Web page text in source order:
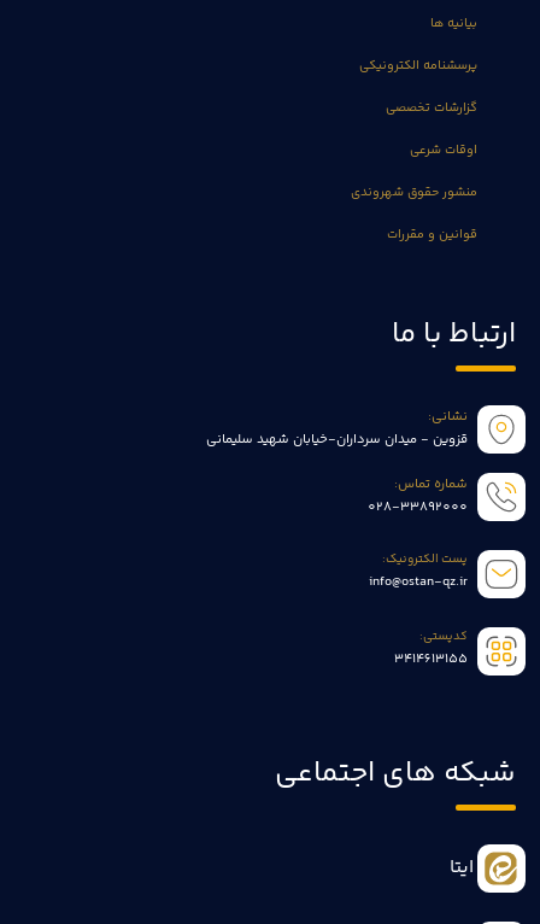
بیانیه ها
پرسشنامه الکترونیکی
گزارشات تخصصی
اوقات شرعی
منشور حقوق شهروندی
قوانین و مقررات
ارتباط با ما
نشانی:
قزوین - میدان سرداران-خیابان شهید سلیمانی
شماره تماس:
028-33892000
پست الکترونیک:
info@ostan-qz.ir
کدپستی:
3414613155
شبکه های اجتماعی
ایتا